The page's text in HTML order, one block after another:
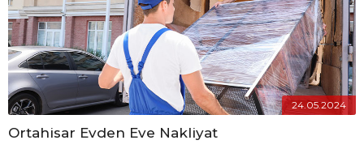
24.05.2024
Ortahisar Evden Eve Nakliyat